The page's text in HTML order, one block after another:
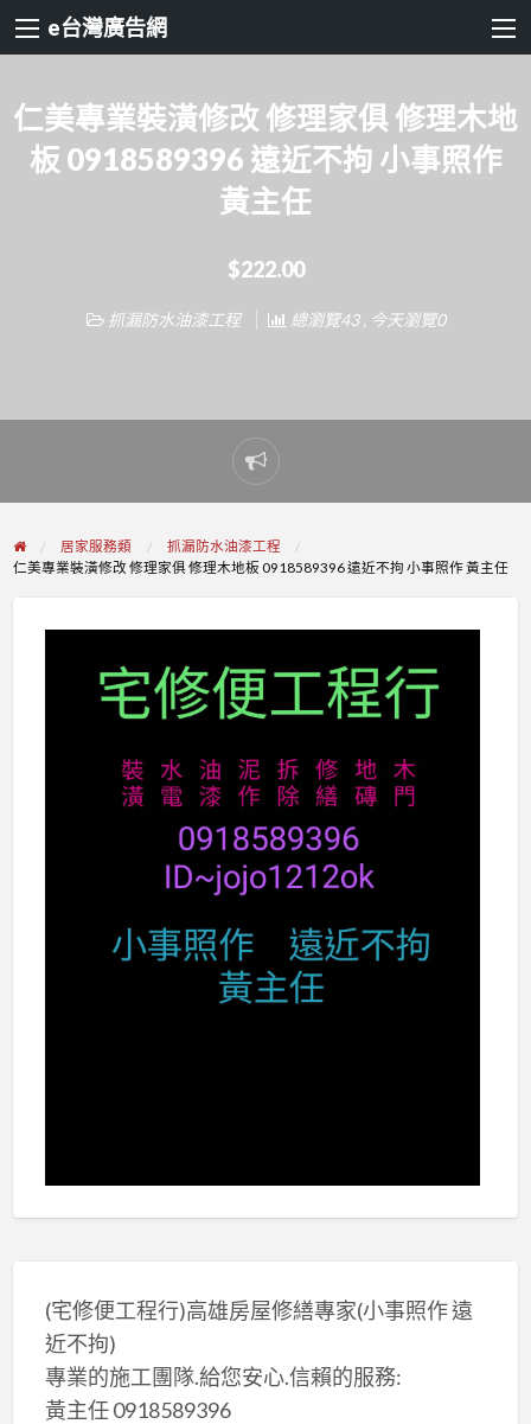
e台灣廣告網
仁美專業裝潢修改 修理家俱 修理木地
板 0918589396 遠近不拘 小事照作
黃主任
$222.00
抓漏防水油漆工程 總瀏覽43 , 今天瀏覽0
Report
problem
居家服務類
抓漏防水油漆工程
仁美專業裝潢修改 修理家俱 修理木地板 0918589396 遠近不拘 小事照作 黃主任
(宅修便工程行)高雄房屋修繕專家(小事照作 遠
近不拘)
專業的施工團隊.給您安心.信賴的服務:
黃主任 0918589396